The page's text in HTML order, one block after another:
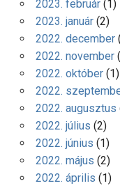
2023. február(1)
2023. január(2)
2022. december
2022. november
2022. október(1)
2022.
2022. augusztus
2022. július (2)
2022. június (1)
2022. május (2)
2022. április (1)